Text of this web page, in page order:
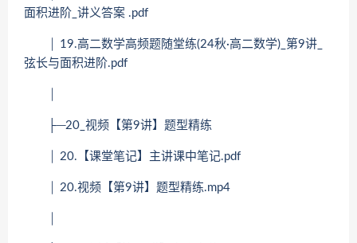
面积进阶_讲义答案 .pdf
│ 19.高二数学高频题随堂练(24秋·高二数学)_第9讲_
弦长与面积进阶.pdf
├─20_视频【第9讲】题型精练
│ 20.【课堂笔记】主讲课中笔记.pdf
│ 20.视频【第9讲】题型精练.mp4